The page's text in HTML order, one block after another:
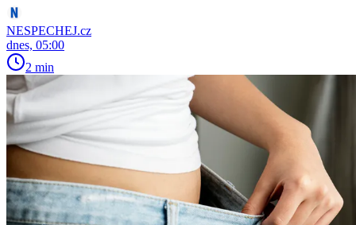
NESPECHEJ.cz
dnes, 05:00
2 min